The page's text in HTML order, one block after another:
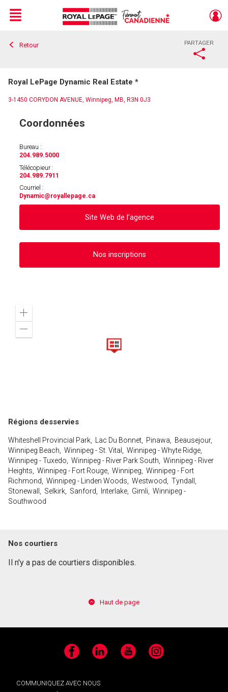
Live
En Direct
Menu
Retour PARTAGER
Royal LePage Dynamic Real Estate *
3-1450 CORYDON AVENUE, Winnipeg, MB, R3N 0J3
Coordonnées
Bureau :
204.989.5000
Télécopieur :
204.989.7911
Courriel :
Dynamic@royallepage.ca
Site Web de l'agence
Nos inscriptions
Zoom
Régions desservies
Whiteshell Provincial Park, Lac Du Bonnet, Pinawa, Beausejour,
Winnipeg Beach, Winnipeg - St. Vital, Winnipeg - Whyte Ridge,
Winnipeg - Tuxedo, Winnipeg - River Park South, Winnipeg - River
Heights, Winnipeg - Fort Rouge, Winnipeg, Winnipeg - Fort
Richmond, Winnipeg - Linden Woods, Westwood, Tyndall,
Stonewall, Selkirk, Sanford, Interlake, Gimli, Winnipeg -
Southwood
Nos courtiers
Il n'y a pas de courtiers disponibles.
Haut de page
Facebook LinkedIn YouTube Instagram
COMMUNIQUEZ AVEC NOUS